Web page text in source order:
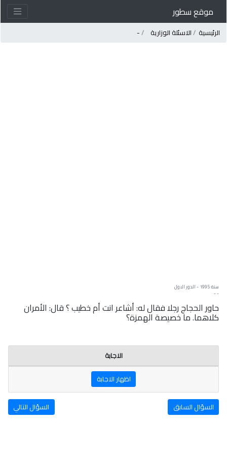
موقع سطور
الرئيسية الاسئلة الوزارية -
سنة: 1995 - الدور الاول
حاور الحجاج رجلا فقال له: أشاعر انت أم خطيب ؟ قال: الأمران
كلاهما. ما خصيصة الهمزة؟
الاجابة
اظهار الاجابة
السؤال السابق السؤال التالي